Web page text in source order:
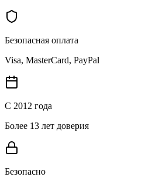
Безопасная оплата
Visa, MasterCard, PayPal
С 2012 года
Более 13 лет доверия
Безопасно